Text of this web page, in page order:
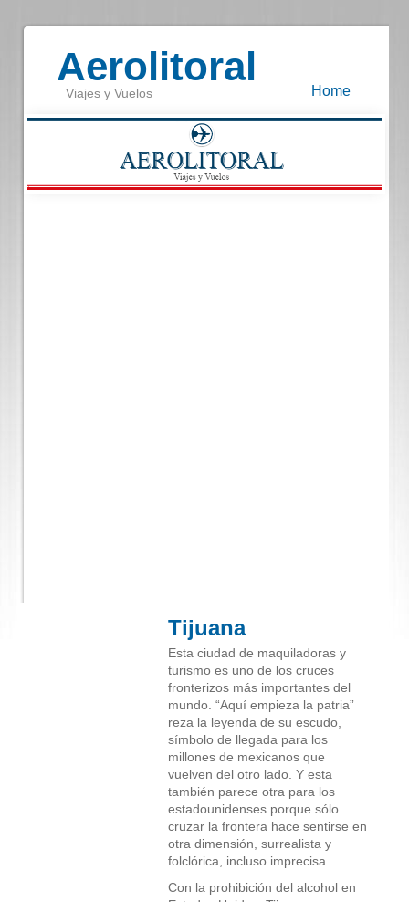
Aerolitoral
Viajes y Vuelos Home
Tijuana
Esta ciudad de maquiladoras y
turismo es uno de los cruces
fronterizos más importantes del
mundo. “Aquí empieza la patria”
reza la leyenda de su escudo,
símbolo de llegada para los
millones de mexicanos que
vuelven del otro lado. Y esta
también parece otra para los
estadounidenses porque sólo
cruzar la frontera hace sentirse en
otra dimensión, surrealista y
folclórica, incluso imprecisa.
Con la prohibición del alcohol en